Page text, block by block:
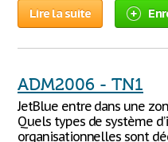
Lire la suite
ADM2006 - TN1
JetBlue entre dans une
Quels types de système
organisationnelles sont